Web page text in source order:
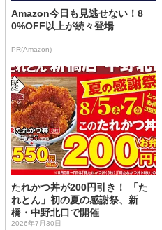
Amazon今日も見逃せない！8
0%OFF以上が続々登場
PR(Amazon)
たれかつ丼が200円引き！ 「た
れとん」初の夏の感謝祭、新
橋・中野北口で開催
2026年7月30日